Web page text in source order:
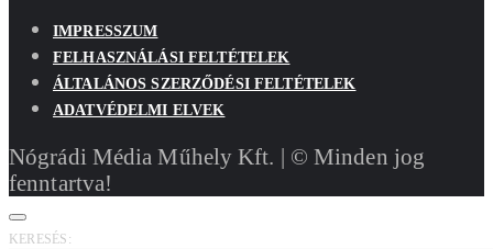
IMPRESSZUM
FELHASZNÁLÁSI FELTÉTELEK
ÁLTALÁNOS SZERZŐDÉSI FELTÉTELEK
ADATVÉDELMI ELVEK
Nógrádi Média Műhely Kft. | © Minden jog
fenntartva!
KERESÉS: